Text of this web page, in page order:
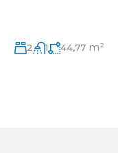
2 1 44,77 m²